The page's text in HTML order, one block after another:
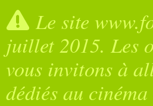
Le site
juillet 2015. Les
vous invitons à
dédiés au